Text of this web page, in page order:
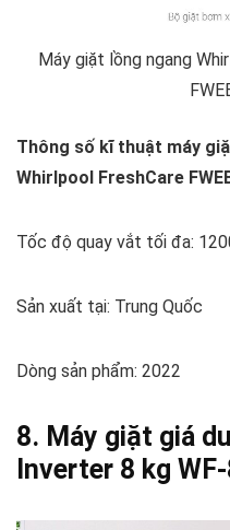
Máy giặt lồng ngang
Thông số kĩ thuật máy
Whirlpool FreshCare
Tốc độ quay vắt tối đa:
Sản xuất tại: Trung Quốc
Dòng sản phẩm: 2022
8. Máy giặt giá
Inverter 8 kg WF-